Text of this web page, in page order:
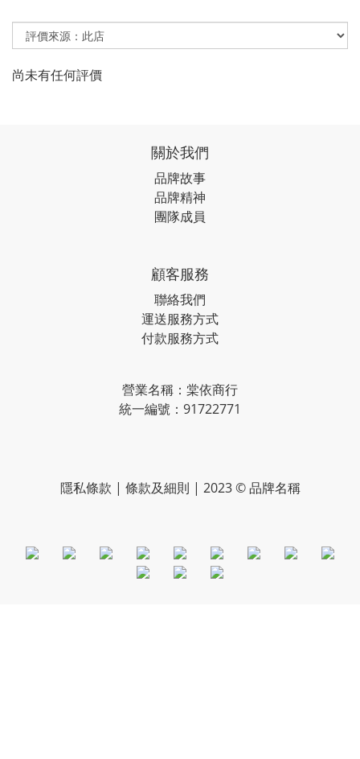
尚未有任何評價
關於我們
品牌故事
品牌精神
團隊成員
顧客服務
聯絡我們
運送服務方式
付款服務方式
營業名稱：棠依商行
統一編號：91722771
隱私條款 | 條款及細則 | 2023 © 品牌名稱